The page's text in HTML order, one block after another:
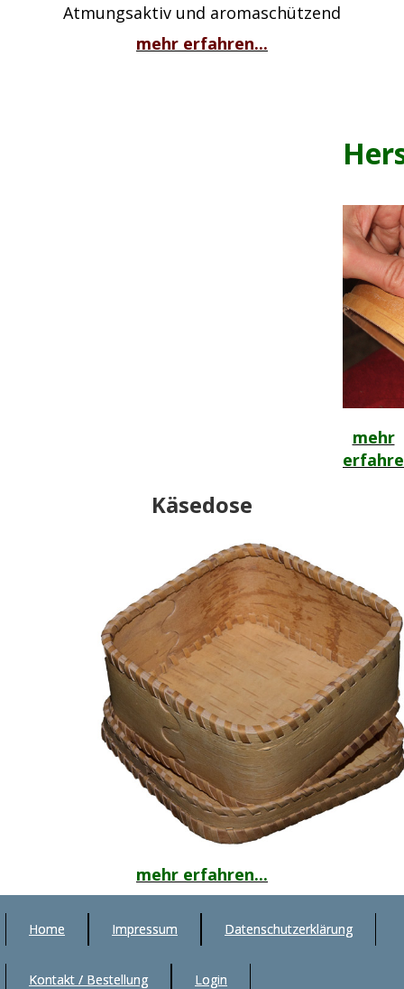
Atmungsaktiv und aromaschützend
mehr erfahren...
mehr
Käsedose
mehr erfahren...
Home Impressum Datenschutzerklärung
Kontakt / Bestellung Login